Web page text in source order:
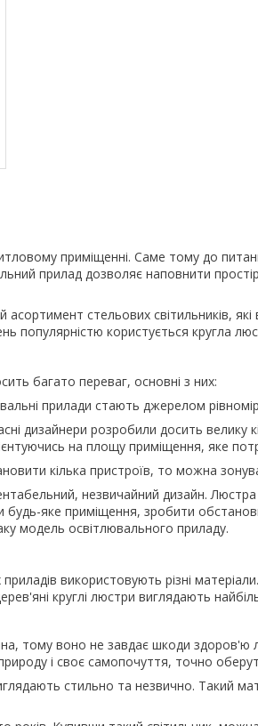
приміщенні. Саме тому до
прилад дозволяє наповнити
асортимент стельових світильників,
популярністю користується кругла
багато переваг, основні з них:
прилади стають джерелом
дизайнери розробили досить велику
на площу приміщення, яке
кілька пристроїв, то можна
незвичайний дизайн.
будь-яке приміщення, зробити
модель освітлювального приладу.
використовують різні
круглі люстри виглядають
тому воно не завдає шкоди
і своє самопочуття, точно
стильно та незвично. Такий